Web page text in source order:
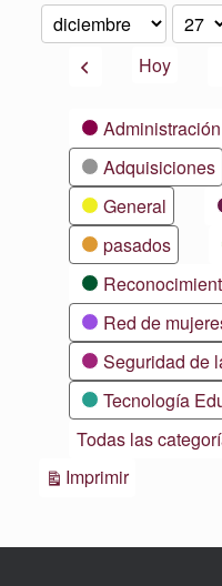
Mes
Día
Año
AnteriorHoy
Categorías
Adquisiciones
General
pasados
Red de
Seguridad de
Tecnología
Todas las
ImprimirVistas